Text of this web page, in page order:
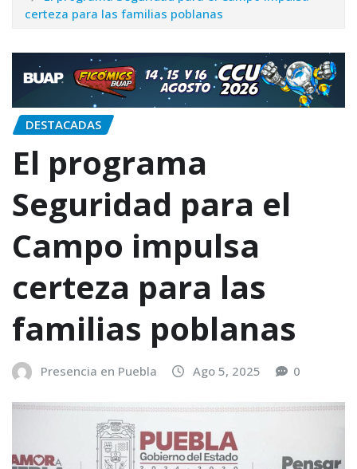
certeza para las familias poblanas
DESTACADAS
El programa
Seguridad para el
Campo impulsa
certeza para las
familias poblanas
Presencia en Puebla Ago 5, 2025 0